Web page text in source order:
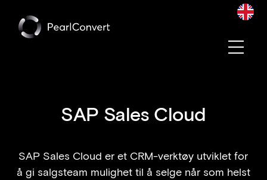
SAP Sales Cloud
SAP Sales Cloud er et CRM-verktøy utviklet for
å gi salgsteam mulighet til å selge når som helst